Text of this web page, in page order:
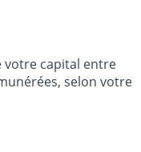
votre capital entre
selon votre